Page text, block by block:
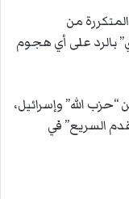
من
بالرد على أي هجوم
الله” وإسرائيل،
السريع” في